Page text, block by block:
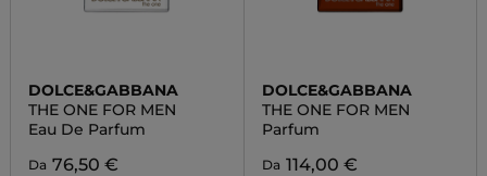
DOLCE&GABBANA
THE ONE FOR MEN
Eau De Parfum
Da 76,50 €
DOLCE&GABBANA
THE ONE FOR MEN
Parfum
Da 114,00 €